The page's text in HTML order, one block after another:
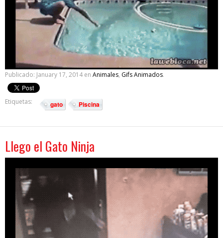
Publicado: January 17, 2014 en Animales, Gifs Animados.
Etiquetas: gato Piscina
Llego el Gato Ninja